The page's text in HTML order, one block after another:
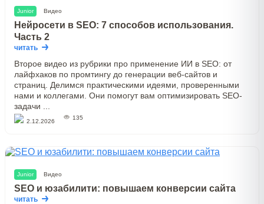
Junior Видео
Нейросети в SEO: 7 способов использования.
Часть 2
читать
Второе видео из рубрики про применение ИИ в SEO: от
лайфхаков по промтингу до генерации веб-сайтов и
страниц. Делимся практическими идеями, проверенными
нами и коллегами. Они помогут вам оптимизировать SEO-
задачи ...
2.12.2026
135
Junior Видео
SEO и юзабилити: повышаем конверсии сайта
читать